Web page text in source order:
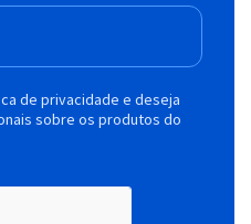
de privacidade e deseja
sobre os produtos do